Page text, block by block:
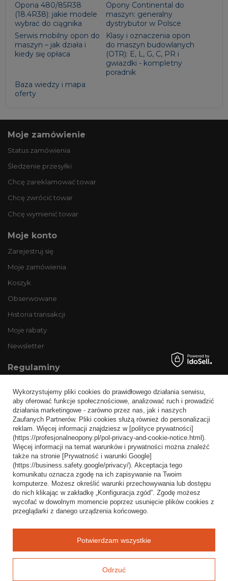
Opona 480/85R38
(18.4R38): jakie modele
wybrać do ciągnika
Opony Continental do
maszyn: generalny
dystrybutor w Polsce
Serwis mobilny opon do
maszyn – jak działa i
kiedy się opłaca
Klasy i oznaczenia opon
do maszyn budowlanych
(OTR): E, L, G, C, PR i
gwiazdki - kompletny
poradnik
Baza wiedzy i mapa
oferty
Moje zamówienie
Status zamówienia
Śledzenie przesyłki
Chcę zareklamować towar
Chcę zwrócić towar
Chcę wymienić towar
Moje konto
Zarejestruj się
Moje zamówienia
Koszyk
Obserwowane
Historia transakcji
Moje rabaty
Newsletter
Regulaminy
Wysyłka
Sposoby płatności i prowizje
Regulamin
Polityka prywatności
Odstąpienie od umowy
Popularne kategorie
Opony bezdętkowe
Opony dętkowe
Wykorzystujemy pliki cookies do prawidłowego działania serwisu,
aby oferować funkcje społecznościowe, analizować ruch i prowadzić
działania marketingowe - zarówno przez nas, jak i naszych
Zaufanych Partnerów. Pliki cookies służą również do personalizacji
reklam. Więcej informacji znajdziesz w [polityce prywatności]
(https://profesjonalneopony.pl/pol-privacy-and-cookie-notice.html).
Więcej informacji na temat warunków i prywatności można znaleźć
także na stronie [Prywatność i warunki Google]
(https://business.safety.google/privacy/). Akceptacja tego
komunikatu oznacza zgodę na ich zapisywanie na Twoim
komputerze. Możesz określić warunki przechowywania lub dostępu
do nich klikając w zakładkę „Konfiguracja zgód”. Zgodę możesz
wycofać w dowolnym momencie poprzez usunięcie plików cookies z
przeglądarki z danego urządzenia końcowego.
Odrzuć
Potwierdzam wszystkie